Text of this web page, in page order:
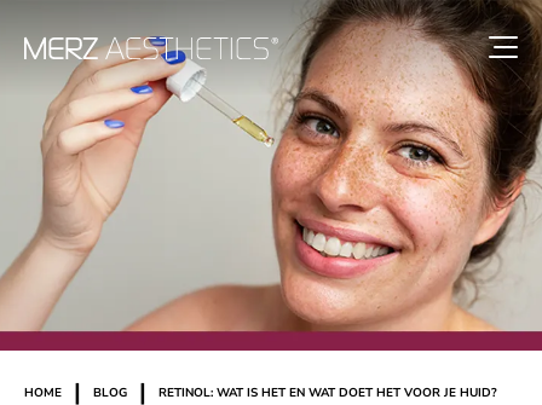
HOME | BLOG | RETINOL: WAT IS HET EN WAT DOET HET VOOR JE HUID?